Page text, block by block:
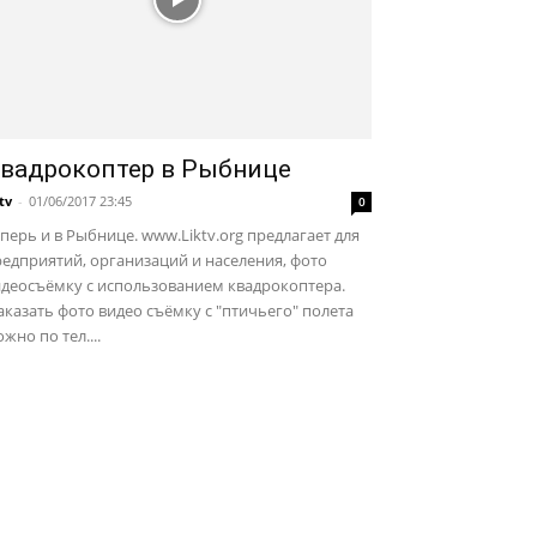
в Рыбнице
- 01/06/2017 23:45 0
и в Рыбнице. www.Liktv.org предлагает для
организаций и населения, фото
с использованием квадрокоптера.
фото видео съёмку с "птичьего" полета
по тел....